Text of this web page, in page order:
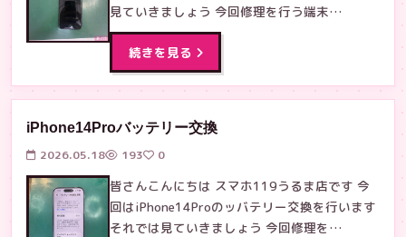
見ていきましょう 今回修理を行う端末…
続きを見る
iPhone14Proバッテリー交換
2026.05.18
193 0
皆さんこんにちは スマホ119うるま店です 今
回はiPhone14Proのッバテリー交換を行います
それでは見ていきましょう 今回修理を…